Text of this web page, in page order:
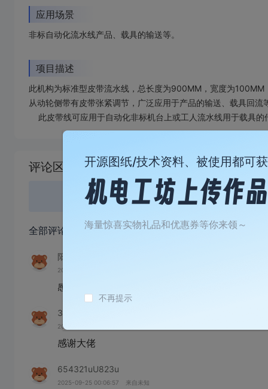
应用场景
非标自动化流水线产品、载具的输送等。
项目描述
此机构为标准型皮带流水线，总长度为900MM，宽度为
从动轮侧带有皮带张紧调节，广泛应用于产品的输送、载具回
此皮带线可应用于自动化非标机台上或工人流水线用于载具
失
评论区
登录 或
全部评论
阳冬
2026-05-27 11:41:48
感谢
321098dF944A
2026-01-06 06:12:49
654321uU823u
2025-09-25 00:06:57 来自未知
开源图纸/技术资料、被使用都可
海量惊喜实物礼品和优惠券等你来领～
不再提示